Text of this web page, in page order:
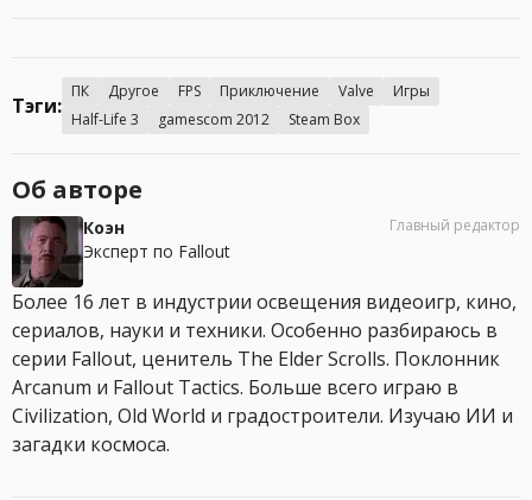
Тэги:
ПК Другое FPS Приключение Valve
Игры
Half-Life 3
gamescom 2012 Steam Box
Об авторе
Коэн
Эксперт по Fallout
Главный редактор
Более 16 лет в индустрии освещения видеоигр, кино,
сериалов, науки и техники. Особенно разбираюсь в
серии Fallout, ценитель The Elder Scrolls. Поклонник
Arcanum и Fallout Tactics. Больше всего играю в
Civilization, Old World и градостроители. Изучаю ИИ и
загадки космоса.